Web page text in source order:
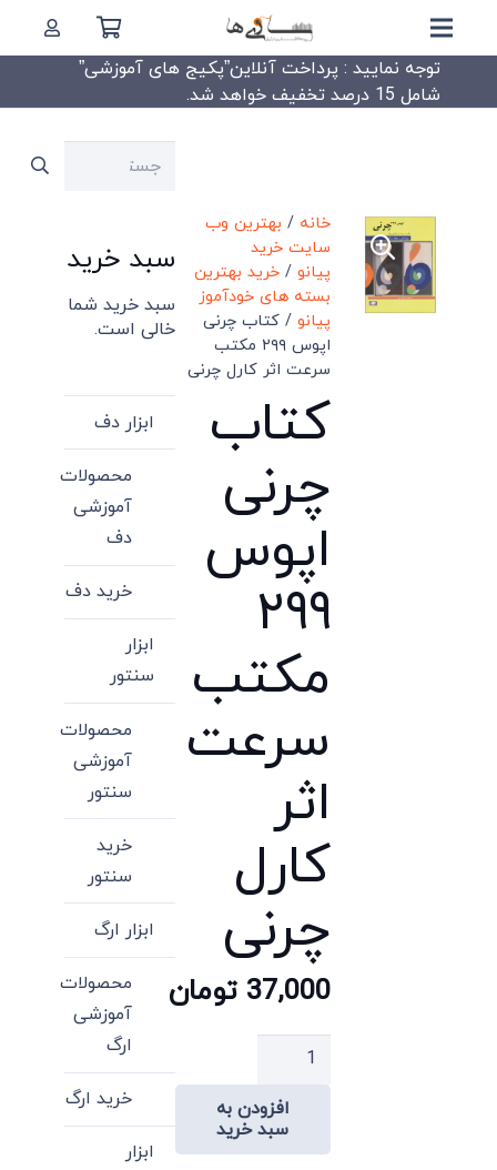
توجه نمایید : پرداخت آنلاین”پکیج های آموزشی”
شامل 15 درصد تخفیف خواهد شد.
خانه / بهترین وب
سایت خرید
پیانو /خرید بهترین
بسته های خودآموز
پیانو / کتاب چرنی
اپوس ۲۹۹ مکتب
سرعت اثر کارل چرنی
کتاب
چرنی
اپوس
۲۹۹
مکتب
سرعت
اثر
کارل
چرنی
37,000 تومان
افزودن به
سبد خرید
جستجو
سبد خرید
سبد خرید شما
خالی است.
ابزار دف
محصولات
آموزشی
دف
خرید دف
ابزار
سنتور
محصولات
آموزشی
سنتور
خرید
سنتور
ابزار ارگ
محصولات
آموزشی
ارگ
خرید ارگ
ابزار